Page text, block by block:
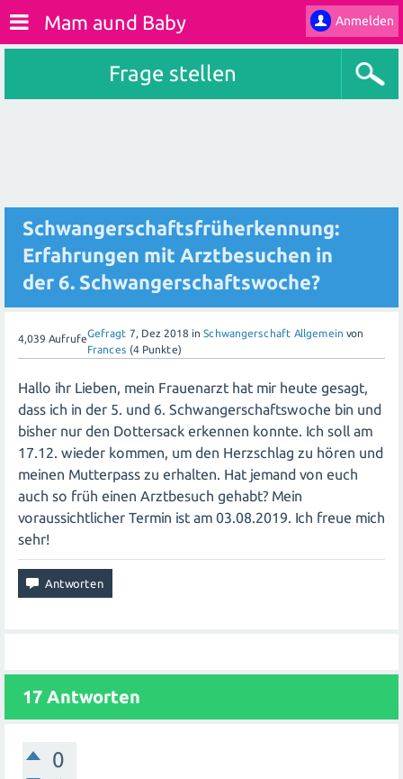
Anmelden
Mam aund Baby
Frage stellen
Schwangerschaftsfrüherkennung:
Erfahrungen mit Arztbesuchen in
der 6. Schwangerschaftswoche?
4,039 AufrufeGefragt 7, Dez 2018 in Schwangerschaft Allgemein von
Frances (4 Punkte)
Hallo ihr Lieben, mein Frauenarzt hat mir heute gesagt,
dass ich in der 5. und 6. Schwangerschaftswoche bin und
bisher nur den Dottersack erkennen konnte. Ich soll am
17.12. wieder kommen, um den Herzschlag zu hören und
meinen Mutterpass zu erhalten. Hat jemand von euch
auch so früh einen Arztbesuch gehabt? Mein
voraussichtlicher Termin ist am 03.08.2019. Ich freue mich
sehr!
17 Antworten
0